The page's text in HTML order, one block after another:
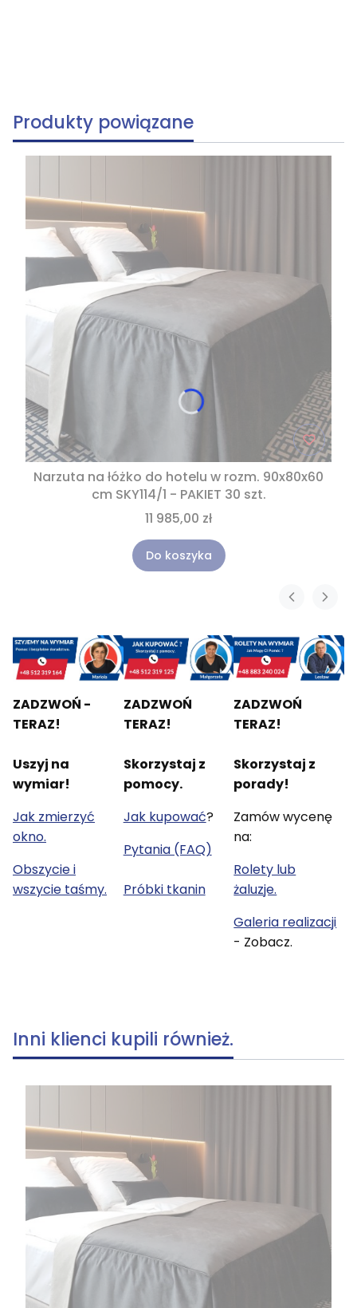
Produkty powiązane
Narzuta na łóżko do hotelu w rozm. 90x80x60
cm SKY114/1 - PAKIET 30 szt.
11 985,00 zł
Do koszyka
ZADZWOŃ -
TERAZ!
Uszyj na
wymiar!
Jak zmierzyć
okno.
Obszycie i
wszycie taśmy.
ZADZWOŃ
TERAZ!
Skorzystaj z
pomocy.
Jak kupować?
Pytania (FAQ)
Próbki tkanin
ZADZWOŃ
TERAZ!
Skorzystaj z
porady!
Zamów wycenę
na:
Rolety lub
żaluzje.
Galeria realizacji
- Zobacz.
Inni klienci kupili również.